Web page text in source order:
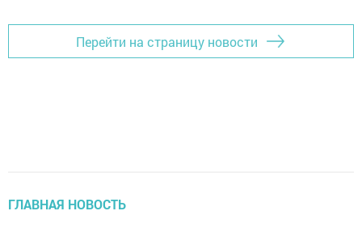
Перейти на страницу новости
ГЛАВНАЯ НОВОСТЬ